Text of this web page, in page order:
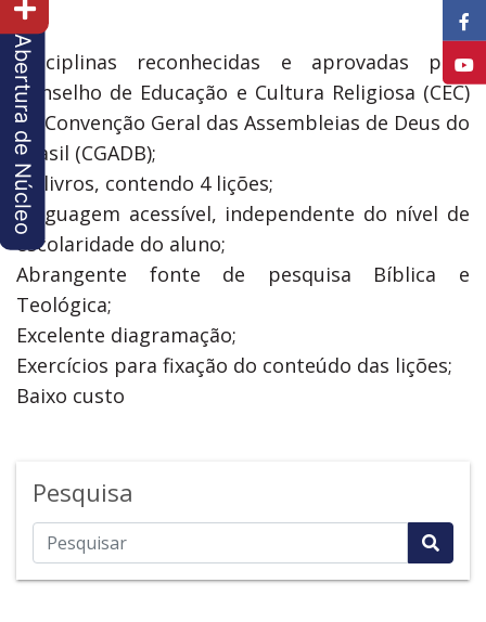
Disciplinas reconhecidas e aprovadas pelo
Conselho de Educação e Cultura Religiosa (CEC)
da Convenção Geral das Assembleias de Deus do
Brasil (CGADB);
12 livros, contendo 4 lições;
Linguagem acessível, independente do nível de
escolaridade do aluno;
Abrangente fonte de pesquisa Bíblica e
Teológica;
Excelente diagramação;
Exercícios para fixação do conteúdo das lições;
Baixo custo
Pesquisa
Abertura de Núcleo